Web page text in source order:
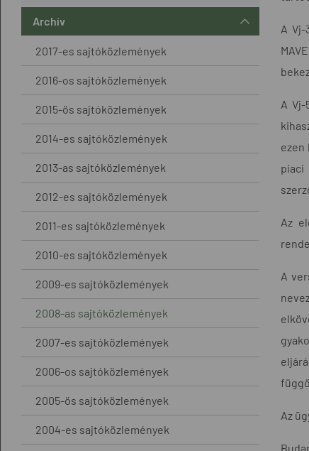
Archív
2017-es sajtóközlemények
2016-os sajtóközlemények
2015-ös sajtóközlemények
2014-es sajtóközlemények
2013-as sajtóközlemények
2012-es sajtóközlemények
2011-es sajtóközlemények
2010-es sajtóközlemények
2009-es sajtóközlemények
2008-as sajtóközlemények
2007-es sajtóközlemények
2006-os sajtóközlemények
2005-ös sajtóközlemények
2004-es sajtóközlemények
A Vj-
A
ezen
piaci
Az
A
Az